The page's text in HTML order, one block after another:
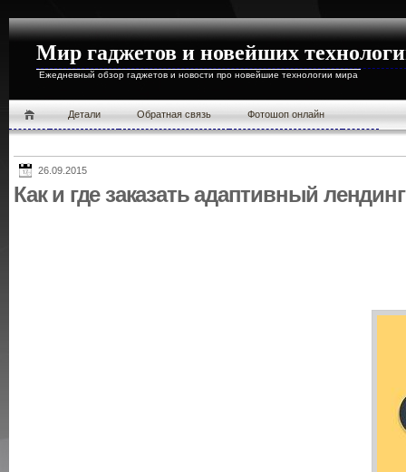
Мир гаджетов и новейших
Ежедневный обзор гаджетов и новости про новейшие технологии мира
Детали Обратная связь Фотошоп онлайн
26.09.2015
Как и где заказать адаптивный